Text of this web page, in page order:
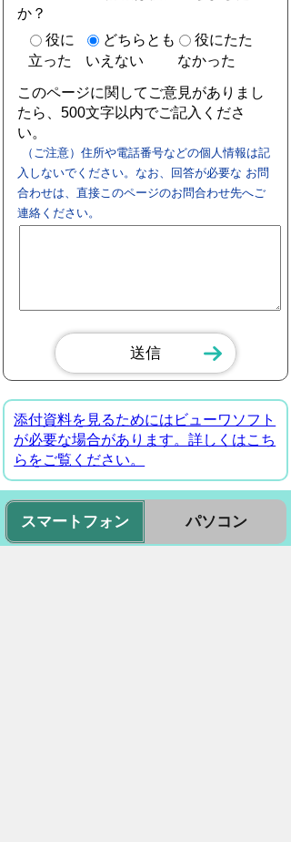
か？
役に
立った
どちらとも
いえない
役にたた
なかった
このページに関してご意見がありまし
たら、500文字以内でご記入くださ
い。
（ご注意）住所や電話番号などの個人情報は記
入しないでください。なお、回答が必要な お問
合わせは、直接このページのお問合わせ先へご
連絡ください。
添付資料を見るためにはビューワソフト
が必要な場合があります。詳しくはこち
らをご覧ください。
スマートフォン パソコン